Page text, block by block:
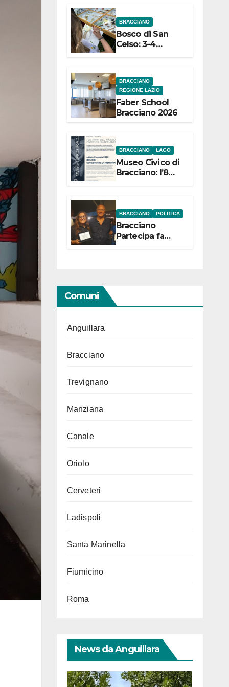
dell’Etruria
Meridionale
BRACCIANO
Bosco di San
Celso: 3-4
settembre
Festival “Storie
in cielo e in
terra”
BRACCIANO
REGIONE LAZIO
Faber School
Bracciano 2026
BRACCIANO LAGO
Museo Civico di
Bracciano: l’8
“Conservare la
memoria”
BRACCIANO POLITICA
Bracciano
Partecipa fa
centro con due
Comuni
Anguillara
Bracciano
Trevignano
Manziana
Canale
Oriolo
Cerveteri
Ladispoli
Santa Marinella
Fiumicino
Roma
News da Anguillara